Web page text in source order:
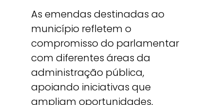
As emendas destinadas ao
município refletem o
compromisso do parlamentar
com diferentes áreas da
administração pública,
apoiando iniciativas que
ampliam oportunidades,